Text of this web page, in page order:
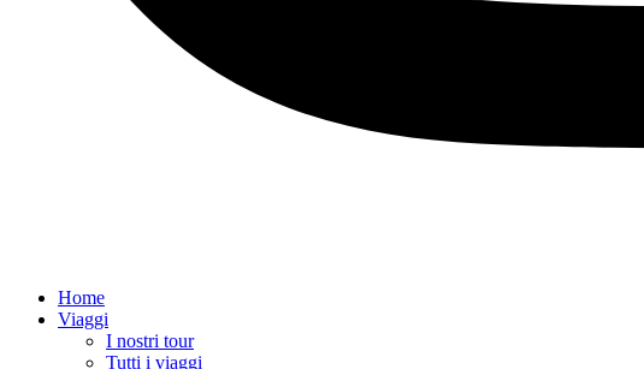
Home
Viaggi
I nostri tour
Tutti i viaggi